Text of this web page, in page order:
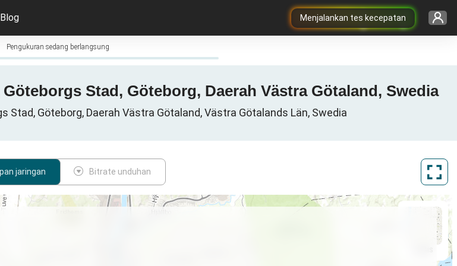
Menjalankan tes kecepatan
Blog
Pengukuran sedang berlangsung
Stad, Göteborg, Daerah Västra Götaland, Swedia
Stad, Göteborg, Daerah Västra Götaland, Västra Götalands Län, Swedia
jaringan Bitrate unduhan